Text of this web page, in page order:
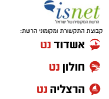
ג'קי בן זקן
ב2012 השחקן הזר שהגיע אלמוני לאשדוד,
אירו שהם כ6 מיליון שקל.
ב2013- הנער שגדל במחלקת הנוער של אשדוד,
קבוצת התקשורת ומקומוני הרשת: